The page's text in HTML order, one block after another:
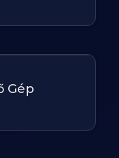
Gép